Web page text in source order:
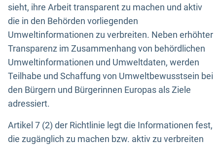
sieht, ihre Arbeit transparent zu machen und aktiv
die in den Behörden vorliegenden
Umweltinformationen zu verbreiten. Neben erhöhter
Transparenz im Zusammenhang von behördlichen
Umweltinformationen und Umweltdaten, werden
Teilhabe und Schaffung von Umweltbewusstsein bei
den Bürgern und Bürgerinnen Europas als Ziele
adressiert.
Artikel 7 (2) der Richtlinie legt die Informationen fest,
die zugänglich zu machen bzw. aktiv zu verbreiten